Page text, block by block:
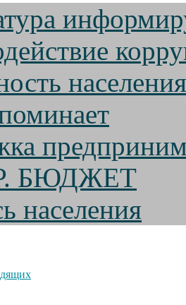
населения
БЮДЖЕТ
населения